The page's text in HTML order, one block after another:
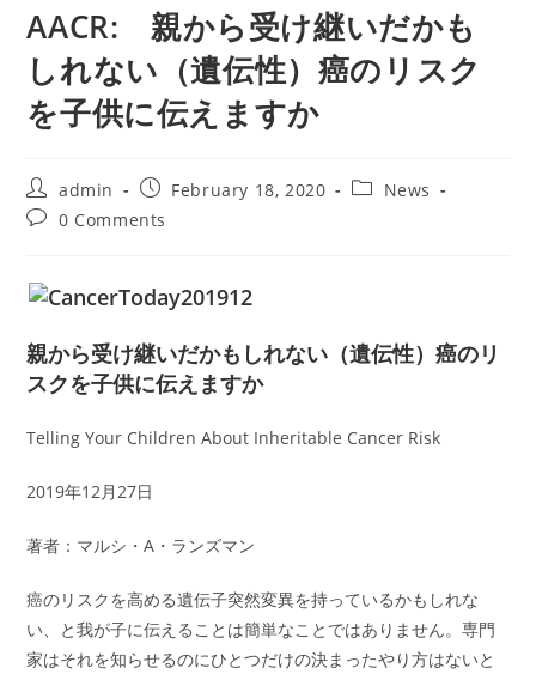
AACR: 親から受け継いだかも
しれない（遺伝性）癌のリスク
を子供に伝えますか
Post
author:
admin
Post
published:
February 18, 2020
PostNews
Post0 Comments
親から受け継いだかもしれない（遺伝性）癌のリ
スクを子供に伝えますか
Telling Your Children About Inheritable Cancer Risk
2019年12月27日
著者：マルシ・A・ランズマン
癌のリスクを高める遺伝子突然変異を持っているかもしれな
い、と我が子に伝えることは簡単なことではありません。専門
家はそれを知らせるのにひとつだけの決まったやり方はないと